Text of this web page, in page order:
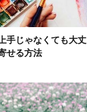
手じゃなくても大丈
せる方法